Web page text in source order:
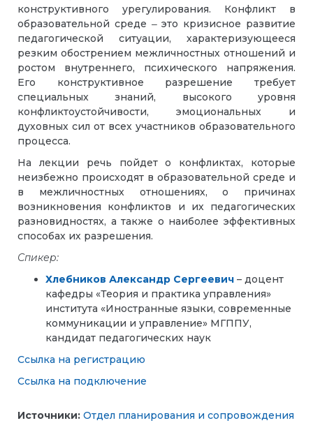
конструктивного урегулирования. Конфликт в
образовательной среде ‒ это кризисное развитие
педагогической ситуации, характеризующееся
резким обострением межличностных отношений и
ростом внутреннего, психического напряжения.
Его конструктивное разрешение требует
специальных знаний, высокого уровня
конфликтоустойчивости, эмоциональных и
духовных сил от всех участников образовательного
процесса.
На лекции речь пойдет о конфликтах, которые
неизбежно происходят в образовательной среде и
в межличностных отношениях, о причинах
возникновения конфликтов и их педагогических
разновидностях, а также о наиболее эффективных
способах их разрешения.
Спикер:
Хлебников Александр Сергеевич – доцент
кафедры «Теория и практика управления»
института «Иностранные языки, современные
коммуникации и управление» МГППУ,
кандидат педагогических наук
Ссылка на регистрацию
Ссылка на подключение
Источники: Отдел планирования и сопровождения